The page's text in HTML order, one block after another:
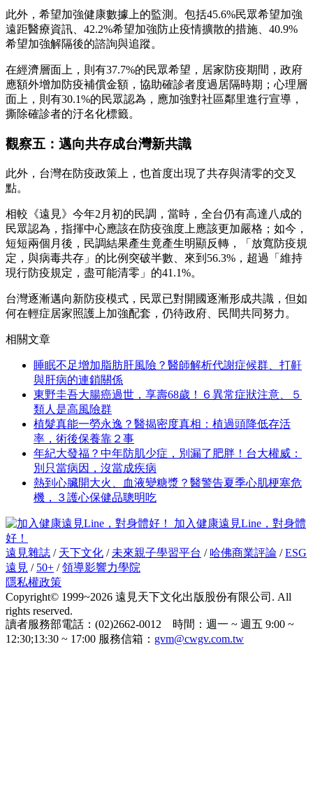
此外，希望加強健康數據上的監測。包括45.6%民眾希望加強
遠距醫療資訊、42.2%希望加強防止疫情擴散的措施、40.9%
希望加強解隔後的諮詢與追蹤。
在經濟層面上，則有37.7%的民眾希望，居家防疫期間，政府
應額外增加防疫補償金額，協助確診者度過居隔時期；心理層
面上，則有30.1%的民眾認為，應加強對社區鄰里進行宣導，
撕除確診者的汙名化標籤。
觀察五：邁向共存成台灣新共識
此外，台灣在防疫政策上，也首度出現了共存與清零的交叉
點。
相較《遠見》今年2月初的民調，當時，全台仍有高達八成的
民眾認為，指揮中心應該在防疫強度上應該更加嚴格；如今，
短短兩個月後，民調結果產生竟產生明顯反轉，「放寬防疫規
定，與病毒共存」的比例突破半數、來到56.3%，超過「維持
現行防疫規定，盡可能清零」的41.1%。
台灣逐漸邁向新防疫模式，民眾已對開國逐漸形成共識，但如
何在輕症居家照護上加強配套，仍待政府、民間共同努力。
相關文章
睡眠不足增加脂肪肝風險？醫師解析代謝症候群、打鼾
與肝病的連鎖關係
東野圭吾大腸癌過世，享壽68歲！６異常症狀注意、５
類人是高風險群
植髮真能一勞永逸？醫揭密度真相：植過頭降低存活
率，術後保養靠２事
年紀大發福？中年防肌少症，別漏了肥胖！台大權威：
別只當病因，沒當成疾病
熱到心臟開大火、血液變糖漿？醫警告夏季心肌梗塞危
機，３護心保健品聰明吃
加入健康遠見Line，對身體
好！
遠見雜誌 / 天下文化 / 未來親子學習平台 / 哈佛商業評論 /ESG
遠見 / 50+ /領導影響力學院
隱私權政策
Copyright© 1999~2026 遠見天下文化出版股份有限公司. All
rights reserved.
讀者服務部電話：(02)2662-0012 時間：週一 ~ 週五 9:00 ~
12:30;13:30 ~ 17:00 服務信箱： gvm@cwgv.com.tw